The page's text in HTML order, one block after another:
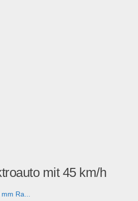
mit 45 km/h
Ra...